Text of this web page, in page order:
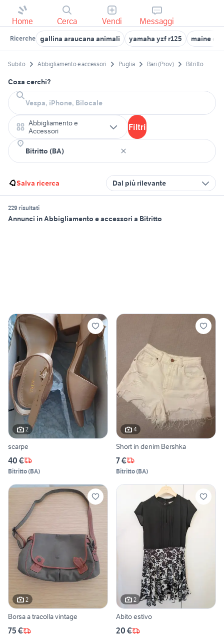
Home Cerca Vendi Messaggi
Ricerche gallina araucana animali yamaha yzf r125 maine
Subito Abbigliamento e accessori Puglia Bari (Prov) Bitritto
Cosa cerchi?
Abbigliamento e
Accessori
Filtri
Salva ricerca Dal più rilevante
229 risultati
Annunci in Abbigliamento e accessori a Bitritto
2
scarpe
40 €
Bitritto(BA)
4
Short in denim Bershka
7 €
Bitritto(BA)
2
Borsa a tracolla vintage
75 €
2
Abito estivo
20 €